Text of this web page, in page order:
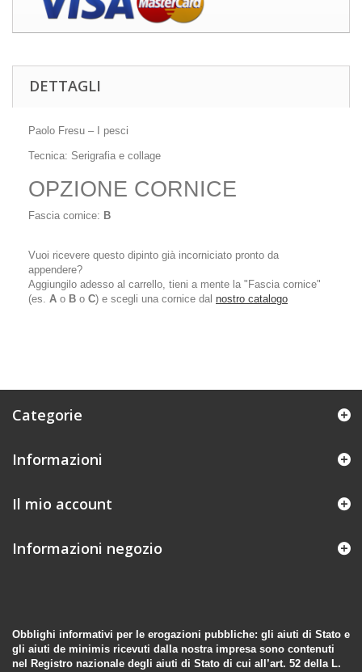
DETTAGLI
Paolo Fresu – I pesci
Tecnica: Serigrafia e collage
OPZIONE CORNICE
Fascia cornice: B
Vuoi ricevere questo dipinto già incorniciato pronto da
appendere?
Aggiungilo adesso al carrello, tieni a mente la "Fascia cornice"
(es. A o B o C) e scegli una cornice dal nostro catalogo
Categorie
Informazioni
Il mio account
Informazioni negozio
Obblighi informativi per le erogazioni pubbliche: gli aiuti di Stato e
gli aiuti de minimis ricevuti dalla nostra impresa sono contenuti
nel Registro nazionale degli aiuti di Stato di cui all’art. 52 della L.